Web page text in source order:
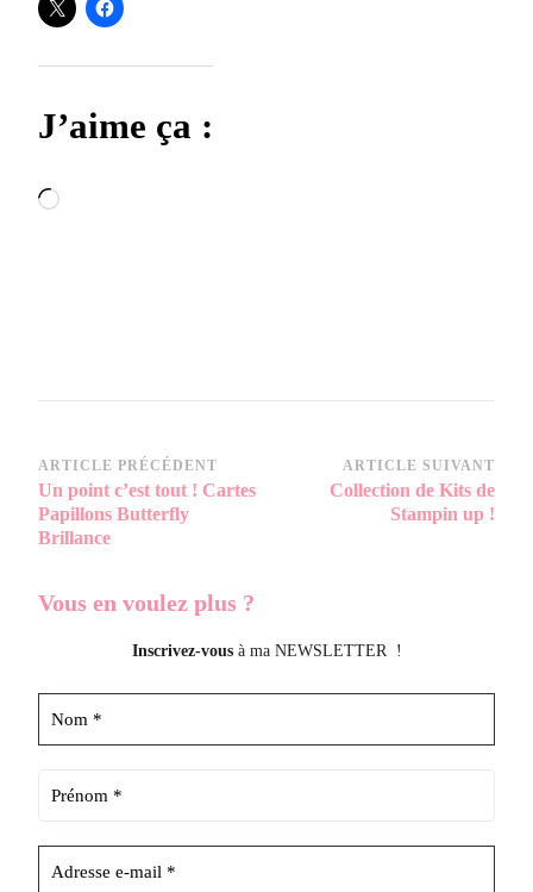
J’aime ça :
Chargement…
Navigation
d’article
ARTICLE PRÉCÉDENT
Un point c’est tout ! Cartes
Papillons Butterfly
Brillance
ARTICLE SUIVANT
Collection de Kits de
Stampin up !
Vous en voulez plus ?
Inscrivez-vousà ma NEWSLETTER !